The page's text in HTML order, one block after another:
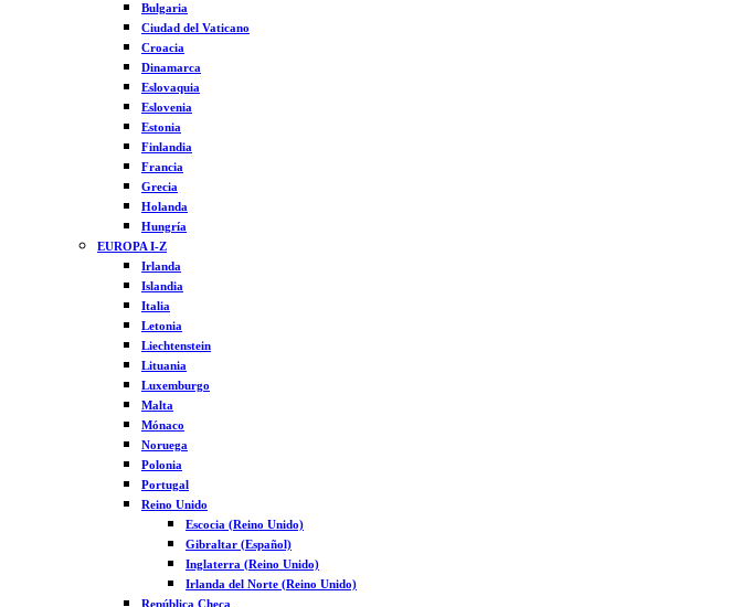
Bulgaria
Ciudad del Vaticano
Croacia
Dinamarca
Eslovaquia
Eslovenia
Estonia
Finlandia
Francia
Grecia
Holanda
Hungría
EUROPA I-Z
Irlanda
Islandia
Italia
Letonia
Liechtenstein
Lituania
Luxemburgo
Malta
Mónaco
Noruega
Polonia
Portugal
Reino Unido
Escocia (Reino Unido)
Gibraltar (Español)
Inglaterra (Reino Unido)
Irlanda del Norte (Reino Unido)
República Checa